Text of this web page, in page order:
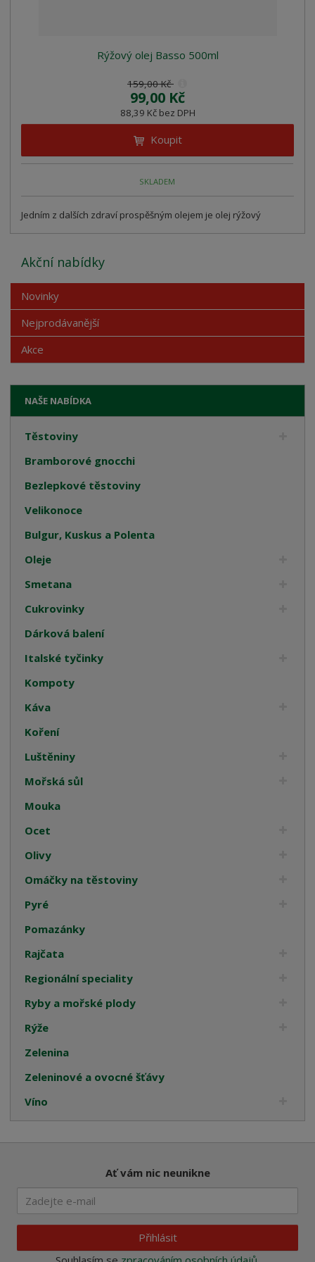
Rýžový olej Basso 500ml
159,00 Kč
99,00 Kč
88,39 Kč bez DPH
Koupit
SKLADEM
Jedním z dalších zdraví prospěšným olejem je olej rýžový
NAŠE NABÍDKA
Těstoviny
Bramborové gnocchi
Bezlepkové těstoviny
Velikonoce
Bulgur, Kuskus a Polenta
Oleje
Smetana
Cukrovinky
Dárková balení
Italské tyčinky
Kompoty
Káva
Koření
Luštěniny
Mořská sůl
Mouka
Ocet
Olivy
Omáčky na těstoviny
Pyré
Pomazánky
Rajčata
Regionální speciality
Ryby a mořské plody
Rýže
Zelenina
Zeleninové a ovocné šťávy
Víno
Akční nabídky
Novinky
Nejprodávanější
Akce
Ať vám nic neunikne
Přihlásit